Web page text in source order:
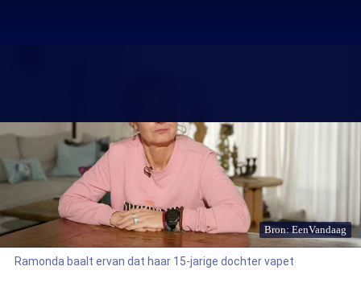
Bron: EenVandaag
Ramonda baalt ervan dat haar 15-jarige dochter vapet